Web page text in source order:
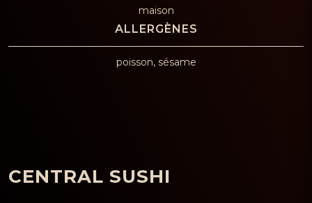
maison
poisson, sésame
CENTRAL SUSHI